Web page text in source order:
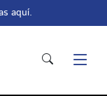
aquí.